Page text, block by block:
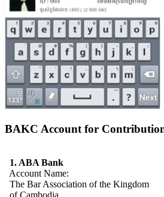
BAKC Account for
1. ABA Bank
Account Name:
The Bar Association of the Kingdom